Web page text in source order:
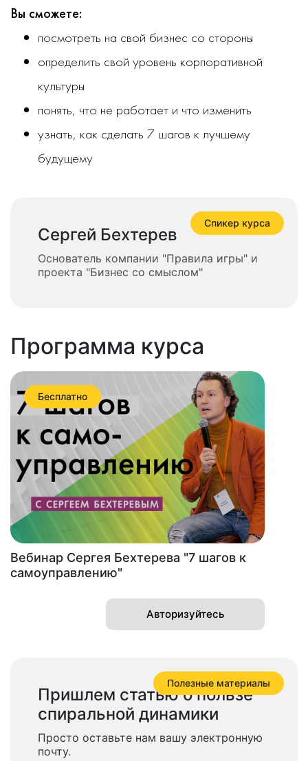
Вы сможете:
посмотреть на свой бизнес со стороны
определить свой уровень корпоративной
культуры
понять, что не работает и что изменить
узнать, как сделать 7 шагов к лучшему
будущему
Сергей Бехтерев
Основатель компании "Правила игры" и
проекта "Бизнес со смыслом"
Спикер курса
Программа курса
Вебинар Сергея Бехтерева "7 шагов к
самоуправлению"
Бесплатно
Авторизуйтесь
Пришлем статью о пользе
спиральной динамики
Просто оставьте нам вашу электронную
почту.
Полезные материалы